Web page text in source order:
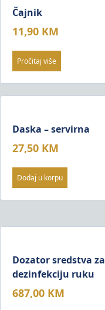
Čajnik
11,90 KM
Pročitaj više
Daska – servirna
27,50 KM
Dodaj u korpu
Dozator sredstva za
dezinfekciju ruku
687,00 KM